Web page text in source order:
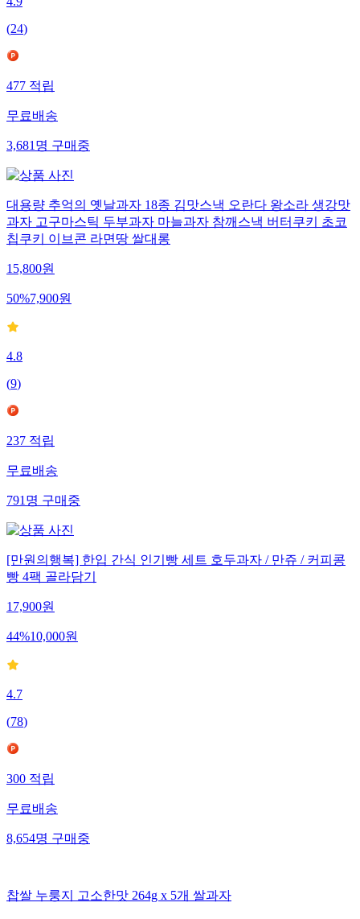
4.9
(24)
477적립
무료배송
3,681명구매중
대용량 추억의 옛날과자 18종 김맛스낵 오란다 왕소라 생강맛
과자 고구마스틱 두부과자 마늘과자 참깨스낵 버터쿠키 초코
칩쿠키 이브콘 라면땅 쌀대롱
15,800원
50%7,900원
4.8
(9)
237적립
무료배송
791명구매중
[만원의행복] 한입 간식 인기빵 세트 호두과자 / 만쥬 / 커피콩
빵 4팩 골라담기
17,900원
44%10,000원
4.7
(78)
300적립
무료배송
8,654명구매중
찹쌀 누룽지 고소한맛 264g x 5개 쌀과자